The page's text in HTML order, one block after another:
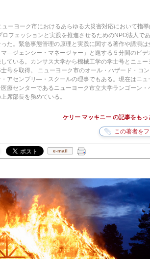
ーヨーク市におけるあらゆる大災害対応において指導
フェッションと実践を推進させるためのNPO法人で
た。緊急事態管理の原理と実践に関する著作や講演は
―ジェンシー・マネージャー」と題する５分間のビデ
ている。カンサス大学から機械工学の学士号とニュー
号を取得。 ニューヨーク市のオール・ハザード・コ
アセンブリ―・スクールの理事でもある。現在はニュ
療センターであるニューヨーク市立大学ランゴーン・
席部長を務めている。
ケリー マッキニー の記事をもっ
e-mail